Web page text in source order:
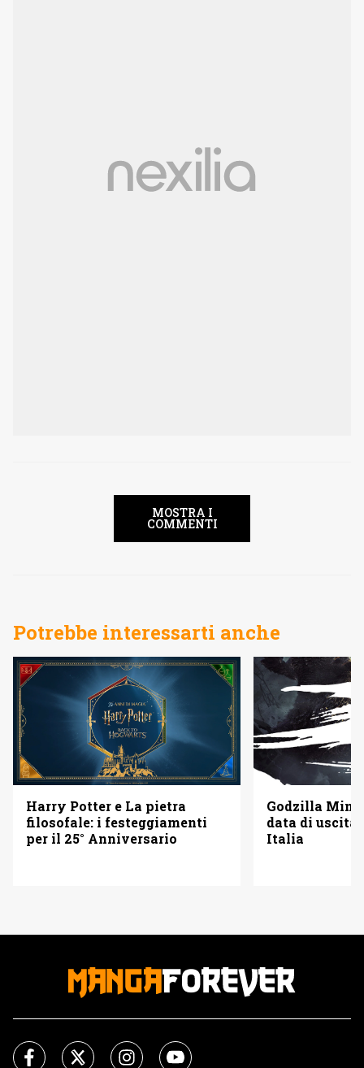
MOSTRA I
COMMENTI
Potrebbe interessarti anche
Harry Potter e La pietra
filosofale: i festeggiamenti
per il 25° Anniversario
Godzilla
data di uscita
Italia